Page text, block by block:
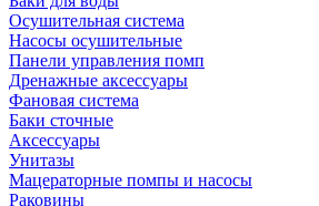
Осушительная система
Насосы осушительные
Панели управления помп
Дренажные аксессуары
Фановая система
Баки сточные
Аксессуары
Унитазы
Мацераторные помпы и насосы
Раковины